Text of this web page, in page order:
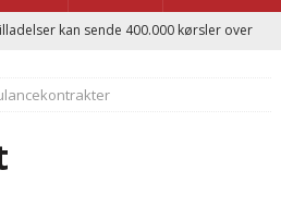
kan sende 400.000 kørsler over
til Samsø
tid på at komme af sted i 2025
betjentene til mere kompleks